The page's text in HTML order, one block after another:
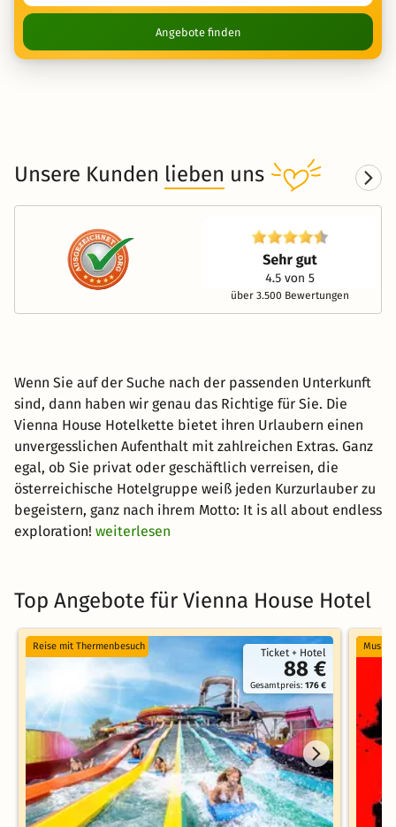
Angebote finden
Unsere Kunden lieben uns
über 3.500 Bewertungen
Wenn Sie auf der Suche nach der passenden Unterkunft
sind, dann haben wir genau das Richtige für Sie. Die
Vienna House Hotelkette bietet ihren Urlaubern einen
unvergesslichen Aufenthalt mit zahlreichen Extras. Ganz
egal, ob Sie privat oder geschäftlich verreisen, die
österreichische Hotelgruppe weiß jeden Kurzurlauber zu
begeistern, ganz nach ihrem Motto: It is all about endless
exploration! weiterlesen
Top Angebote für Vienna House Hotel
Ticket + Hotel
88 €
Gesamtpreis:176 €
Reise mit Thermenbesuch